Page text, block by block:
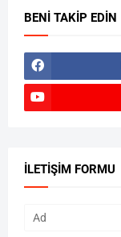
BENI TAKIP EDIN
İLETIŞIM FORMU